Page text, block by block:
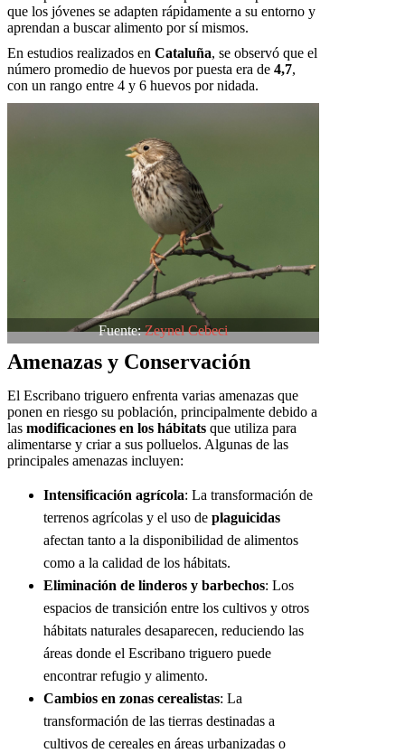
que los jóvenes se adapten rápidamente a su entorno y
aprendan a buscar alimento por sí mismos.
En estudios realizados en Cataluña, se observó que el
número promedio de huevos por puesta era de 4,7,
con un rango entre 4 y 6 huevos por nidada.
Fuente:Zeynel Cebeci
Amenazas y Conservación
El Escribano triguero enfrenta varias amenazas que
ponen en riesgo su población, principalmente debido a
las modificaciones en los hábitats que utiliza para
alimentarse y criar a sus polluelos. Algunas de las
principales amenazas incluyen:
Intensificación agrícola: La transformación de
terrenos agrícolas y el uso de plaguicidas
afectan tanto a la disponibilidad de alimentos
como a la calidad de los hábitats.
Eliminación de linderos y barbechos: Los
espacios de transición entre los cultivos y otros
hábitats naturales desaparecen, reduciendo las
áreas donde el Escribano triguero puede
encontrar refugio y alimento.
Cambios en zonas cerealistas: La
transformación de las tierras destinadas a
cultivos de cereales en áreas urbanizadas o